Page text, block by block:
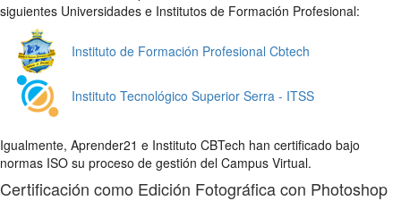
siguientes Universidades e Institutos de Formación Profesional:
Instituto de Formación Profesional Cbtech
Instituto Tecnológico Superior Serra - ITSS
Igualmente, Aprender21 e Instituto CBTech han certificado bajo
normas ISO su proceso de gestión del Campus Virtual.
Certificación como Edición Fotográfica con Photoshop